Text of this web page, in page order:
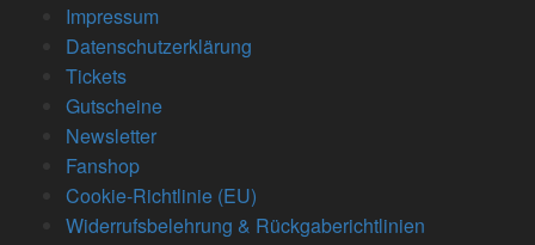
Impressum
Datenschutzerklärung
Tickets
Gutscheine
Newsletter
Fanshop
Cookie-Richtlinie (EU)
Widerrufsbelehrung & Rückgaberichtlinien